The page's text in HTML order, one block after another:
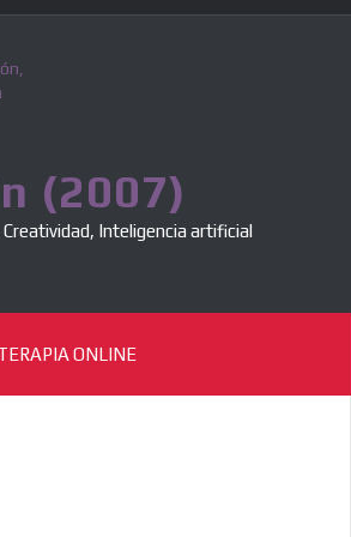
(2007)
Inteligencia artificial
ONLINE